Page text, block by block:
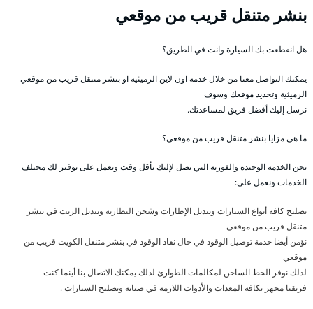
بنشر متنقل قريب من موقعي
هل انقطعت بك السيارة وانت في الطريق؟
يمكنك التواصل معنا من خلال خدمة اون لاين الرميثية او بنشر متنقل قريب من موقعي
الرميثية وتحديد موقعك وسوف
نرسل إليك أفضل فريق لمساعدتك.
ما هي مزايا بنشر متنقل قريب من موقعي؟
نحن الخدمة الوحيدة والفورية التي تصل لإليك بأقل وقت ونعمل على توفير لك مختلف
الخدمات ونعمل على:
تصليح كافة أنواع السيارات وتبديل الإطارات وشحن البطارية وتبديل الزيت في بنشر
متنقل قريب من موقعي
نؤمن أيضا خدمة توصيل الوقود في حال نفاذ الوقود في بنشر متنقل الكويت قريب من
موقعي
لذلك نوفر الخط الساخن لمكالمات الطوارئ لذلك يمكنك الاتصال بنا أينما كنت
فريقنا مجهز بكافة المعدات والأدوات اللازمة في صيانة وتصليح السيارات .